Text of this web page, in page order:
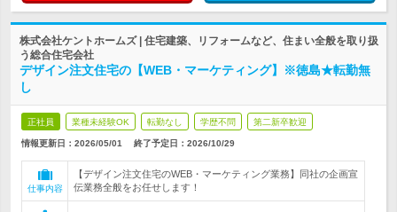
株式会社ケントホームズ | 住宅建築、リフォームなど、住まい全般を取り扱
う総合住宅会社
デザイン注文住宅の【WEB・マーケティング】※徳島★転勤無
し
正社員 業種未経験OK 転勤なし 学歴不問 第二新卒歓迎
情報更新日：2026/05/01 終了予定日： 2026/10/29
仕事内容
【デザイン注文住宅のWEB・マーケティング業務】同社の企画宣
伝業務全般をお任せします！